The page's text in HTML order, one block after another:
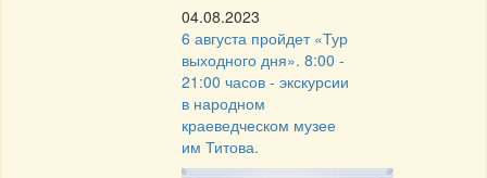
04.08.2023
6 августа пройдет «Тур
выходного дня». 8:00 -
21:00 часов - экскурсии
в народном
краеведческом музее
им Титова.